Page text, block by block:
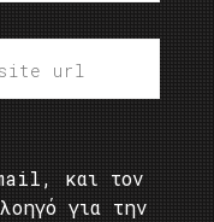
και τον
για την